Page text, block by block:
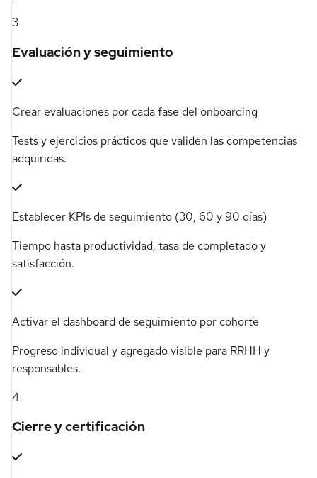
3
Evaluación y seguimiento
Crear evaluaciones por cada fase del onboarding
Tests y ejercicios prácticos que validen las competencias
adquiridas.
Establecer KPIs de seguimiento (30, 60 y 90 días)
Tiempo hasta productividad, tasa de completado y
satisfacción.
Activar el dashboard de seguimiento por cohorte
Progreso individual y agregado visible para RRHH y
responsables.
4
Cierre y certificación